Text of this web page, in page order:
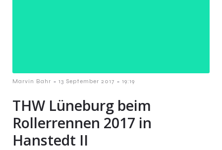
Marvin Bahr - 13 September 2017 - 19:19
THW Lüneburg beim
Rollerrennen 2017 in
Hanstedt II